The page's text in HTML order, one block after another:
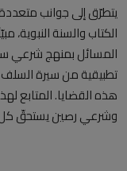
يتطرّق إلى جوانب
الكتاب والسنة
المسائل بمنهج شرعي
تطبيقية من سيرة السلف
هذه القضايا. المتابع
وشرعي رصين يستحقّ